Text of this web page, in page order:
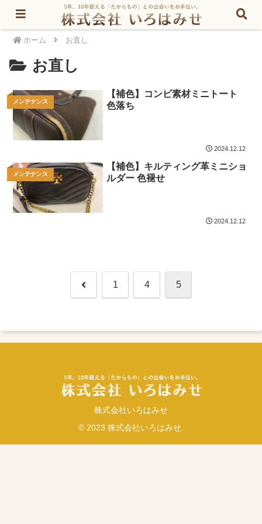
ホーム お直し
お直し
メンテナンス
【補色】コンビ素材ミニトート
色落ち
2024.12.12
メンテナンス
【補色】キルティング革ミニショ
ルダー 色褪せ
2024.12.12
前 1 4 5
株式会社いろはみせ
© 2023 株式会社いろはみせ.